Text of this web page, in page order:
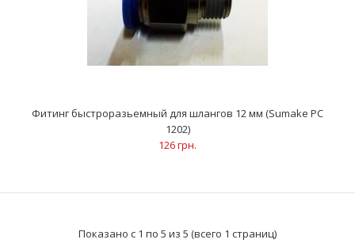
Фитинг быстроразьемный для шлангов 10 мм (Sumake PC
1002)
соединенияТип присоединения: трубка – резьбаРезьба -
Фитинг быстроразьемный для шлангов 12 мм (Sumake PC
1202)
126 грн.
Показано с 1 по 5 из 5 (всего 1 страниц)